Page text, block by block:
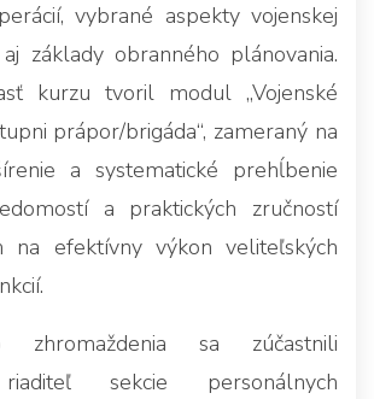
vybrané aspekty vojenskej
základy obranného plánovania.
kurzu tvoril modul „Vojenské
prápor/brigáda“, zameraný na
a systematické prehĺbenie
a praktických zručností
na efektívny výkon veliteľských
zhromaždenia sa zúčastnili
sekcie personálnych